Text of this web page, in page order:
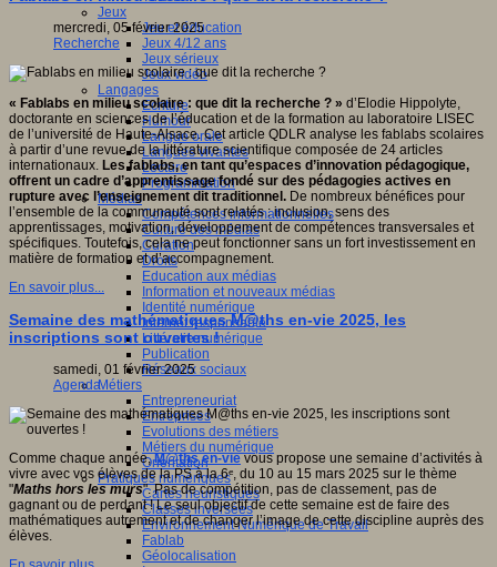
Jeux
Jeu et éducation
Jeux 4/12 ans
Jeux sérieux
Jeux vidéo
Langages
Ecriture
Humour
Langue orale
Langues vivantes
Lecture
Programmation
Médias
Compétences informationnelles
Culture des médias
Curation
Droits
Education aux médias
Information et nouveaux médias
Identité numérique
Internet responsable
Littératie numérique
Publication
Réseaux sociaux
Métiers
Entrepreneuriat
Entreprises
Evolutions des métiers
Métiers du numérique
Orientation
Pratiques numériques
Cartes heuristiques
Classes inversées
Environnement Numérique de Travail
Fablab
Géolocalisation
mercredi, 05 février 2025
Recherche
« Fablabs en milieu scolaire : que dit la recherche ? » d’Elodie Hippolyte,
doctorante en sciences de l’éducation et de la formation au laboratoire LISEC
de l’université de Haute-Alsace. Cet article QDLR analyse les fablabs scolaires
à partir d’une revue de la littérature scientifique composée de 24 articles
internationaux. Les fablabs, en tant qu’espaces d’innovation pédagogique,
offrent un cadre d’apprentissage fondé sur des pédagogies actives en
rupture avec l’enseignement dit traditionnel. De nombreux bénéfices pour
l’ensemble de la communauté sont relatés : inclusion, sens des
apprentissages, motivation, développement de compétences transversales et
spécifiques. Toutefois, cela ne peut fonctionner sans un fort investissement en
matière de formation et d’accompagnement.
En savoir plus...
Semaine des mathématiques M@ths en-vie 2025, les
inscriptions sont ouvertes !
samedi, 01 février 2025
Agenda
Comme chaque année,M@ths en-vie vous propose une semaine d’activités à
vivre avec vos élèves de la PS à la 6ᵉ, du 10 au 15 mars 2025 sur le thème
"Maths hors les murs". Pas de compétition, pas de classement, pas de
gagnant ou de perdant ! Le seul objectif de cette semaine est de faire des
mathématiques autrement et de changer l’image de cette discipline auprès des
élèves.